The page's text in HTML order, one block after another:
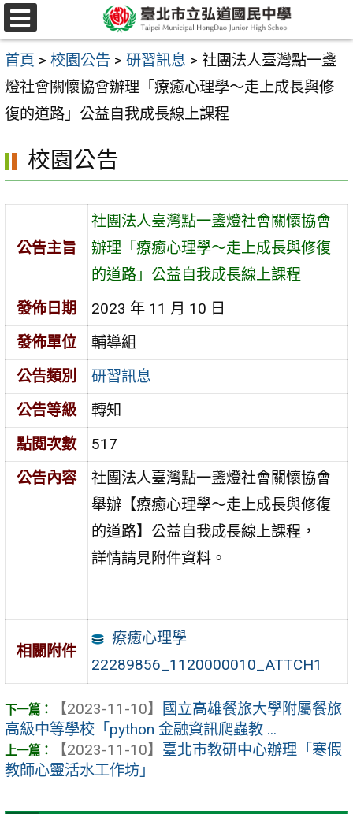
跳
至
主
要
內
區
選
單
首頁 > 校園公告 > 研習訊息 > 社團法人臺灣點一盞
燈社會關懷協會辦理「療癒心理學〜走上成長與修
復的道路」公益自我成長線上課程
校園公告
公告主旨
社團法人臺灣點一盞燈社會關懷協會
辦理「療癒心理學〜走上成長與修復
的道路」公益自我成長線上課程
發佈日期
2023 年 11 月 10 日
發佈單位
輔導組
公告類別
研習訊息
公告等級
轉知
點閱次數
517
公告內容
社團法人臺灣點一盞燈社會關懷協會
舉辦【療癒心理學〜走上成長與修復
的道路】公益自我成長線上課程，
詳情請見附件資料。
相關附件
療癒心理學
22289856_1120000010_ATTCH1
【2023-11-10】
國立高雄餐旅大學附屬餐旅
高級中等學校「python 金融資訊爬蟲教 ...
【2023-11-10】 臺北市教研中心辦理「寒假
教師心靈活水工作坊」